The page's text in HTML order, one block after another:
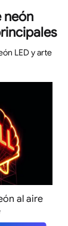
neón
LED y arte
al aire